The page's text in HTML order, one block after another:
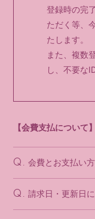
FC限定
Q&A
会員登録
登録時の完
ただく等、
たします。
また、複数
し、不要な
【会費支払について
Q. 会費とお支払い
Q. 請求日・更新日